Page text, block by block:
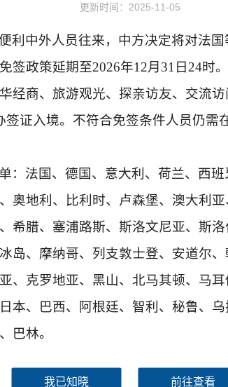
25
01
22
16
04
申请表样例
常见问题
曲折的1.8万公里海岸
黄河流域以及蜿蜒曲
更新时间：2025-11-05
利中外人员往来，中方决定将对法
签政策延期至2026年12月 31 日24时
经商、旅游观光、探亲访友、交流
签证入境。不符合免签条件人员仍需
：法国、德国、意大利、荷兰、西
奥地利、比利时、卢森堡、澳大利
希腊、塞浦路斯、斯洛文尼亚、斯
岛、摩纳哥、列支敦士登、安道尔、
、克罗地亚、黑山、北马其顿、马耳
本、巴西、阿根廷、智利、秘鲁、
巴林。
我已知晓 前往查看